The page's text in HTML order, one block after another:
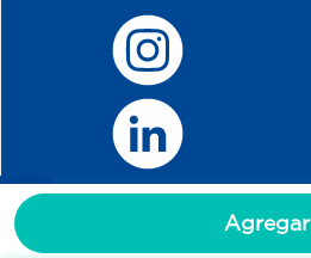
Agregar